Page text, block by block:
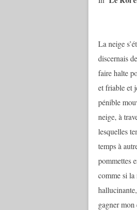
La neige
discernais
faire halte
et friable et
pénible
neige, à
lesquelles
temps à
pommettes
comme si la
gagner mon